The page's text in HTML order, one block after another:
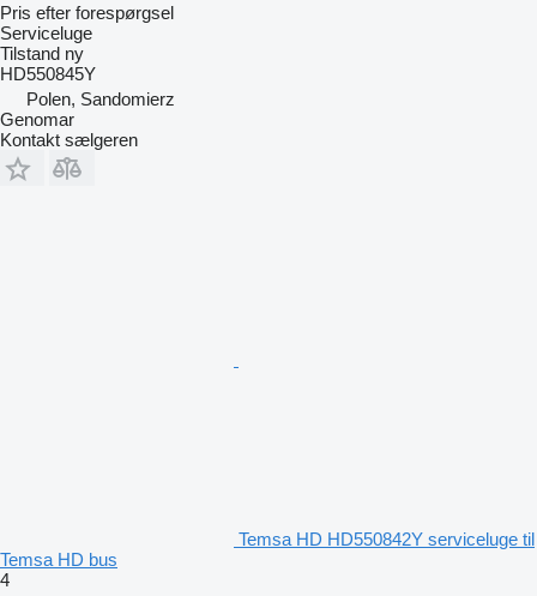
Pris efter forespørgsel
Serviceluge
Tilstand ny
HD550845Y
Polen, Sandomierz
Genomar
Kontakt sælgeren
Temsa HD HD550842Y serviceluge til
Temsa HD bus
4